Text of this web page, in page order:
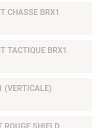
CHASSE BRX1
TACTIQUE BRX1
(VERTICALE)